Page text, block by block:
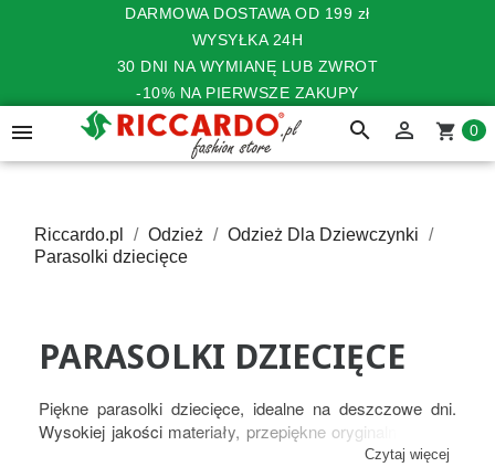
DARMOWA DOSTAWA OD 199 zł
WYSYŁKA 24H
30 DNI NA WYMIANĘ LUB ZWROT
-10% NA PIERWSZE ZAKUPY
 search  shopping_cart 0
Riccardo.pl Odzież
Odzież Dla Dziewczynki
Parasolki dziecięce
PARASOLKI DZIECIĘCE
Piękne parasolki dziecięce, idealne na deszczowe dni.
Wysokiej jakości materiały, przepiękne oryginalne wzory
sprawią, że nawet niepogoda będzie idealnym czasem na
Czytaj więcej